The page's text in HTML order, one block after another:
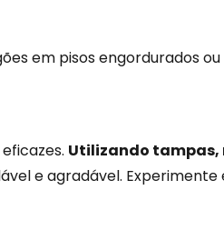
em pisos engordurados
Utilizando tampas,
e agradável.